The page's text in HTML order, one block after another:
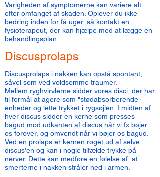
Varigheden af symptomerne kan variere alt
efter omfanget af skaden. Oplever du ikke
bedring inden for få uger, så kontakt en
fysioterapeut, der kan hjælpe med at lægge en
behandlingsplan.
Discusprolaps
Discusprolaps i nakken kan opstå spontant,
såvel som ved voldsomme traumer.
Mellem ryghvirvlerne sidder vores disci, der har
til formål at agere som "stødabsorberende"
enheder og lette trykket i rygsøjlen. I midten af
hver discus sidder en kerne som presses
bagud mod udkanten af discus når vi fx bøjer
os forover, og omvendt når vi bøjer os bagud.
Ved en prolaps er kernen røget ud af selve
discus'en og kan i nogle tilfælde trykke på
nerver. Dette kan medføre en følelse af, at
smerterne i nakken stråler ned i armen.